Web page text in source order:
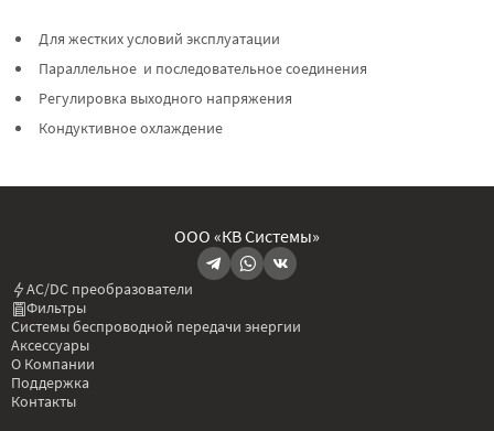
Для жестких условий эксплуатации
Параллельное и последовательное соединения
Регулировка выходного напряжения
Кондуктивное охлаждение
ООО «КВ Системы»
AC/DC преобразователи
Фильтры
Системы беспроводной передачи энергии
Аксессуары
О Компании
Поддержка
Контакты